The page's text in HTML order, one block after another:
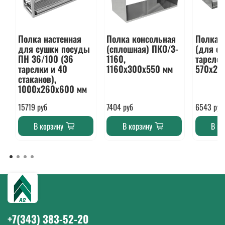
Полка настенная
для сушки посуды
ПН 36/100 (36
тарелки и 40
стаканов),
1000х260х600 мм
15719 руб
В корзину
Полка консольная
(сплошная) ПКО/3-
1160,
1160х300х550 мм
7404 руб
В корзину
Полка
(для
6543 руб
В
+7(343) 383-52-20